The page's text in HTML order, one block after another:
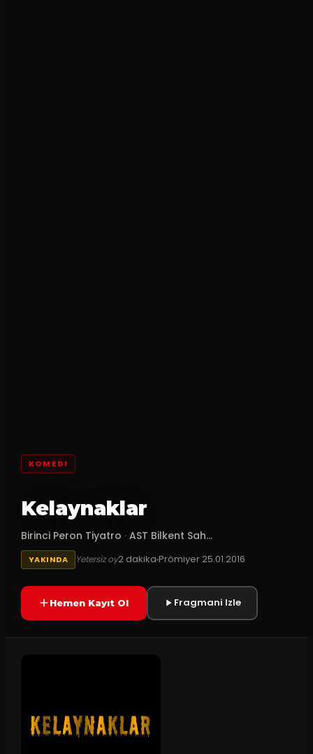
KOMEDI
Kelaynaklar
Birinci Peron Tiyatro · AST Bilkent Sah...
YAKINDA Yetersiz oy2 dakikaPrömiyer 25.01.2016
Hemen Kayıt Ol Fragmani Izle